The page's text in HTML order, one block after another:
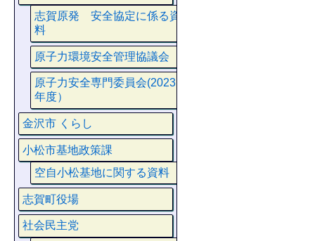
志賀原発 安全協定に係る資
料
原子力環境安全管理協議会
原子力安全専門委員会(2023
年度）
金沢市 くらし
小松市基地政策課
空自小松基地に関する資料
志賀町役場
社会民主党